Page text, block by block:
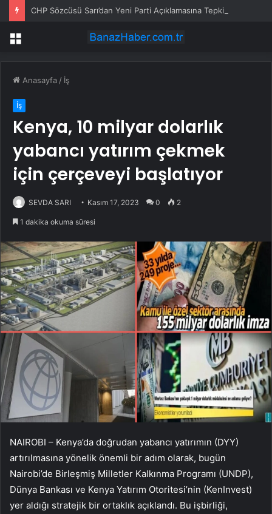
Menü
Anasayfa / İş
İş
Kenya, 10 milyar dolarlık
yabancı yatırım çekmek
için çerçeveyi başlatıyor
SEVDA SARI Kasım 17, 2023 0 2
1 dakika okuma süresi
NAIROBI – Kenya’da doğrudan yabancı yatırımın (DYY)
artırılmasına yönelik önemli bir adım olarak, bugün
Nairobi’de Birleşmiş Milletler Kalkınma Programı (UNDP),
Dünya Bankası ve Kenya Yatırım Otoritesi’nin (KenInvest)
yer aldığı stratejik bir ortaklık açıklandı. Bu işbirliği,